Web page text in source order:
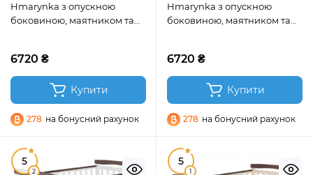
Hmarynka з опускною
боковиною, маятником та
6720 ₴
Купити
278 на бонусний рахунок
Hmarynka з опускною
боковиною, маятником та
6720 ₴
Купити
278 на бонусний рахунок
5
2
5
1